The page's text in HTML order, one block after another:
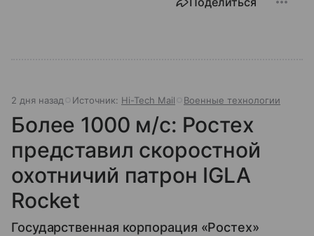
2 дня назад Источник: Hi-Tech Mail Военные технологии
Более 1000 м/с: Ростех
представил скоростной
охотничий патрон IGLA
Rocket
Государственная корпорация «Ростех»